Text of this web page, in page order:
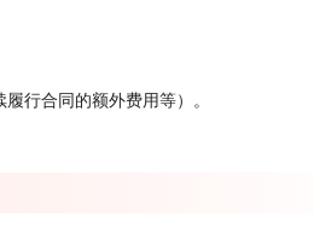
行合同的额外费用等）。